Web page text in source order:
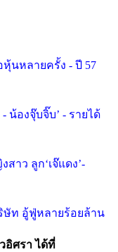
หุ้นหลายครั้ง - ปี 57
น้องจุ๊บจิ๊บ’ - รายได้
าว ลูก‘เจ๊แดง’-
ษัท อู้ฟู่หลายร้อยล้าน
อิศรา ได้ที่